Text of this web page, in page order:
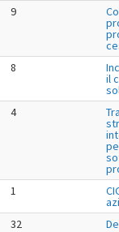
9
8
il
4
1
32